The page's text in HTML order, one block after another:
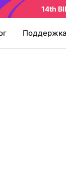
14th